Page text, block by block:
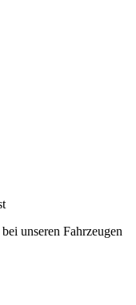
unseren Fahrzeugen